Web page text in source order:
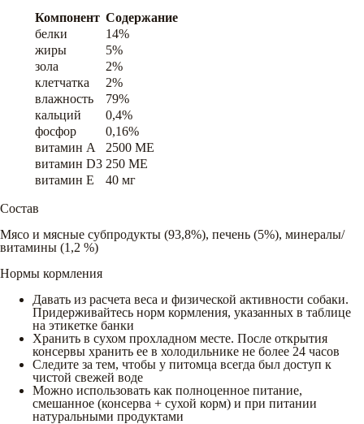
Компонент Содержание
белки
14%
жиры
5%
зола
2%
клетчатка
2%
влажность
79%
кальций
0,4%
фосфор
0,16%
витамин A
2500 ME
витамин D3 250 ME
витамин E
40 мг
Состав
Мясо и мясные субпродукты (93,8%), печень (5%), минералы/
витамины (1,2 %)
Нормы кормления
Давать из расчета веса и физической активности собаки.
Придерживайтесь норм кормления, указанных в таблице
на этикетке банки
Хранить в сухом прохладном месте. После открытия
консервы хранить ее в холодильнике не более 24 часов
Следите за тем, чтобы у питомца всегда был доступ к
чистой свежей воде
Можно использовать как полноценное питание,
смешанное (консерва + сухой корм) и при питании
натуральными продуктами